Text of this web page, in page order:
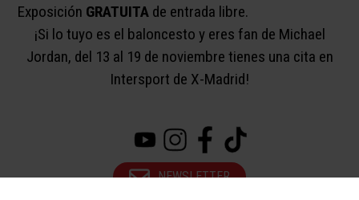
Exposición GRATUITA de entrada libre.
¡Si lo tuyo es el baloncesto y eres fan de Michael
Jordan, del 13 al 19 de noviembre tienes una cita en
Intersport de X-Madrid!
NEWSLETTER